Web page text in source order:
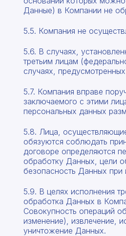
Данные) в Компании не
5.5. Компания не
5.6. В случаях,
третьим лицам
случаях,
5.7. Компания вправе
заключаемого с этими
персональных данных
5.8. Лица,
обязуются соблюдать
договоре определяются
обработку Данных, цели
безопасность Данных
5.9. В целях исполнения
обработка Данных в
Совокупность операций
изменение), извлечение,
уничтожение Данных.